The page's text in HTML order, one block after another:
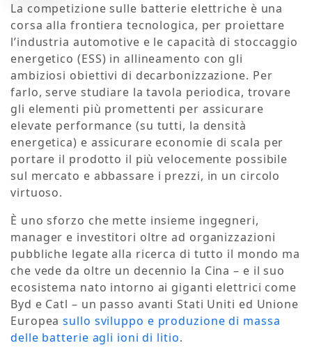
La competizione sulle batterie elettriche è una
corsa alla frontiera tecnologica, per proiettare
l’industria automotive e le capacità di stoccaggio
energetico (ESS) in allineamento con gli
ambiziosi obiettivi di decarbonizzazione. Per
farlo, serve studiare la tavola periodica, trovare
gli elementi più promettenti per assicurare
elevate performance (su tutti, la densità
energetica) e assicurare economie di scala per
portare il prodotto il più velocemente possibile
sul mercato e abbassare i prezzi, in un circolo
virtuoso.
È uno sforzo che mette insieme ingegneri,
manager e investitori oltre ad organizzazioni
pubbliche legate alla ricerca di tutto il mondo ma
che vede da oltre un decennio la Cina – e il suo
ecosistema nato intorno ai giganti elettrici come
Byd e Catl – un passo avanti Stati Uniti ed Unione
Europeasullo sviluppo e produzione di massa
delle batterie agli ioni di litio.